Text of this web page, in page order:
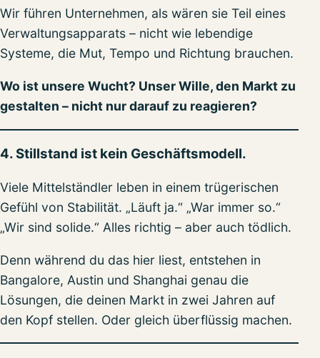
Wir führen Unternehmen, als wären sie Teil eines
Verwaltungsapparats – nicht wie lebendige
Systeme, die Mut, Tempo und Richtung brauchen.
Wo ist unsere Wucht? Unser Wille, den Markt zu
gestalten – nicht nur darauf zu reagieren?
4. Stillstand ist kein Geschäftsmodell.
Viele Mittelständler leben in einem trügerischen
Gefühl von Stabilität. „Läuft ja.“ „War immer so.“
„Wir sind solide.“ Alles richtig – aber auch tödlich.
Denn während du das hier liest, entstehen in
Bangalore, Austin und Shanghai genau die
Lösungen, die deinen Markt in zwei Jahren auf
den Kopf stellen. Oder gleich überflüssig machen.